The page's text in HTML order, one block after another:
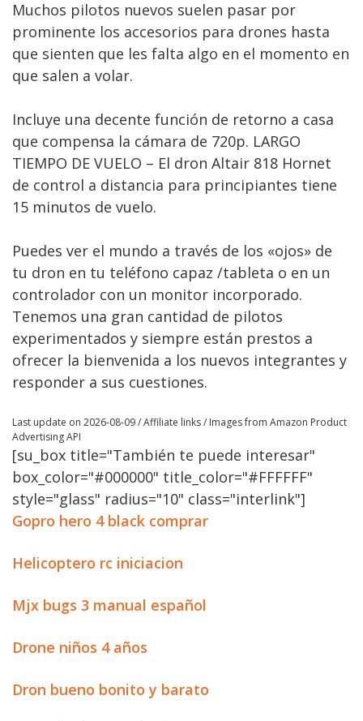
Muchos pilotos nuevos suelen pasar por
prominente los accesorios para drones hasta
que sienten que les falta algo en el momento en
que salen a volar.
Incluye una decente función de retorno a casa
que compensa la cámara de 720p. LARGO
TIEMPO DE VUELO – El dron Altair 818 Hornet
de control a distancia para principiantes tiene
15 minutos de vuelo.
Puedes ver el mundo a través de los «ojos» de
tu dron en tu teléfono capaz /tableta o en un
controlador con un monitor incorporado.
Tenemos una gran cantidad de pilotos
experimentados y siempre están prestos a
ofrecer la bienvenida a los nuevos integrantes y
responder a sus cuestiones.
Last update on 2026-08-09 / Affiliate links / Images from Amazon Product
Advertising API
[su_box title="También te puede interesar"
box_color="#000000" title_color="#FFFFFF"
style="glass" radius="10" class="interlink"]
Gopro hero 4 black comprar
Helicoptero rc iniciacion
Mjx bugs 3 manual español
Drone niños 4 años
Dron bueno bonito y barato